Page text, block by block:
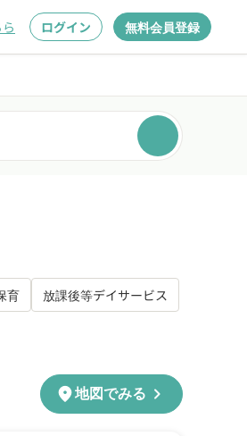
ログイン 無料会員登録
育
放課後等デイサービス
location_on地図でみる chevron_right